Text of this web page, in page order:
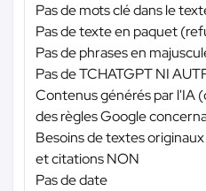
Pas de mots clé dans le
Pas de texte en paquet
Pas de phrases en
Pas de TCHATGPT NI
Contenus générés par l'IA
des règles Google
Besoins de textes
et citations NON
Pas de date